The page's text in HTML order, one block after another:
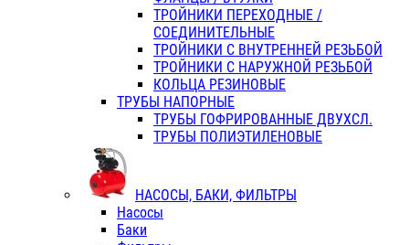
ТРОЙНИКИ ПЕРЕХОДНЫЕ /
СОЕДИНИТЕЛЬНЫЕ
ТРОЙНИКИ С ВНУТРЕННЕЙ РЕЗЬБОЙ
ТРОЙНИКИ С НАРУЖНОЙ РЕЗЬБОЙ
КОЛЬЦА РЕЗИНОВЫЕ
ТРУБЫ НАПОРНЫЕ
ТРУБЫ ГОФРИРОВАННЫЕ ДВУХСЛ.
ТРУБЫ ПОЛИЭТИЛЕНОВЫЕ
НАСОСЫ, БАКИ, ФИЛЬТРЫ
Насосы
Баки